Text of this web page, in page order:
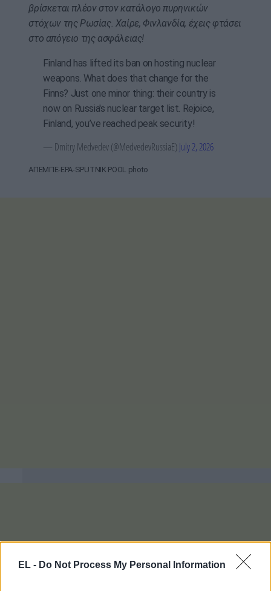
EL - Do Not Process My Personal Information
βρίσκεται πλέον στον κατάλογο πυρηνικών
στόχων της Ρωσίας. Χαίρε, Φινλανδία, έχεις φτάσει
στο απόγειο της ασφάλειας!
Finland has lifted its ban on hosting nuclear
weapons. What does that change for the
Finns? Just one minor thing: their country is
now on Russia's nuclear target list. Rejoice,
Finland, you’ve reached peak security!
— Dmitry Medvedev (@MedvedevRussiaE)July 2, 2026
ΑΠΕΜΠΕ-EPA-SPUTNIK POOL photo